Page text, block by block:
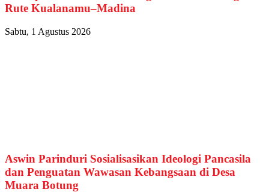
Rute Kualanamu–Madina
Sabtu, 1 Agustus 2026
Aswin Parinduri Sosialisasikan Ideologi Pancasila
dan Penguatan Wawasan Kebangsaan di Desa
Muara Botung